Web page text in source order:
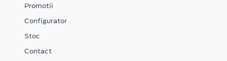
Promotii
Configurator
Stoc
Contact